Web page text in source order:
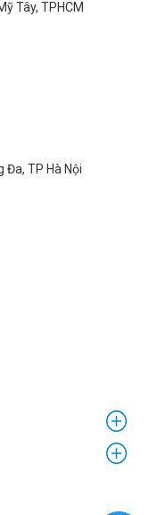
Tây, TPHCM
Đa, TP Hà Nội